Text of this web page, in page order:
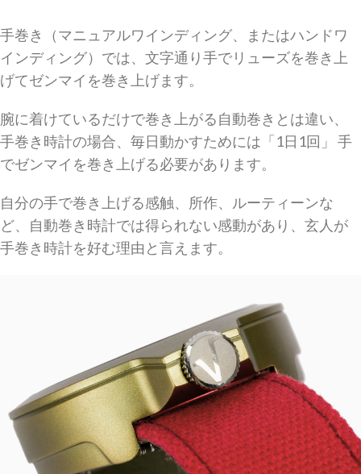
手巻き（マニュアルワインディング、またはハンドワ
インディング）では、文字通り手でリューズを巻き上
げてゼンマイを巻き上げます。
腕に着けているだけで巻き上がる自動巻きとは違い、
手巻き時計の場合、毎日動かすためには「1日1回」 手
でゼンマイを巻き上げる必要があります。
自分の手で巻き上げる感触、所作、ルーティーンな
ど、自動巻き時計では得られない感動があり、玄人が
手巻き時計を好む理由と言えます。